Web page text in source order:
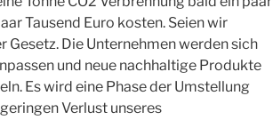
Tausend Euro kosten. Seien wir
Gesetz. Die Unternehmen werden sich
und neue nachhaltige Produkte
Es wird eine Phase der Umstellung
Verlust unseres